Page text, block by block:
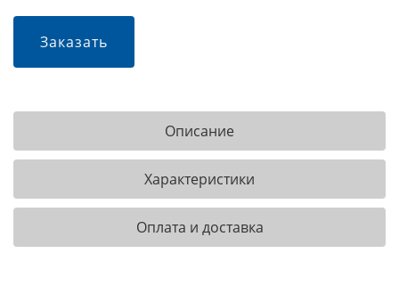
Заказать
Описание
Характеристики
Оплата и доставка